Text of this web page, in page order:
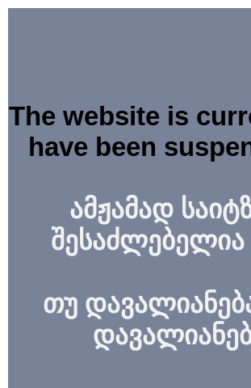
The website is
have been
ამჟამად
შესაძლებელია
თუ